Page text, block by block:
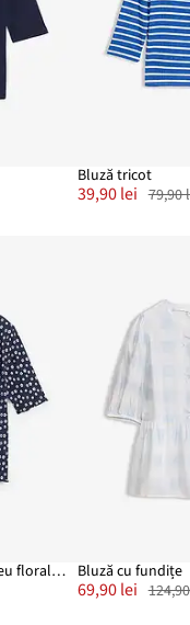
Bluză tricot
39,90 lei 79,90
Bluză ripsată cu imprimeu floral, din bumbac 100% Bluză cu fundițe
69,90 lei